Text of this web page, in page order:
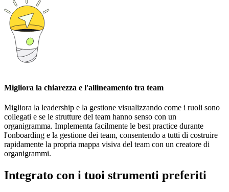
Migliora la chiarezza e l'allineamento tra team
Migliora la leadership e la gestione visualizzando come i ruoli sono
collegati e se le strutture del team hanno senso con un
organigramma. Implementa facilmente le best practice durante
l'onboarding e la gestione dei team, consentendo a tutti di costruire
rapidamente la propria mappa visiva del team con un creatore di
organigrammi.
Integrato con i tuoi strumenti preferiti